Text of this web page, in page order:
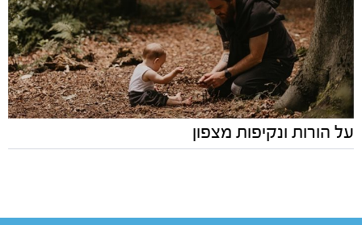
על הורות ונקיפות מצפון